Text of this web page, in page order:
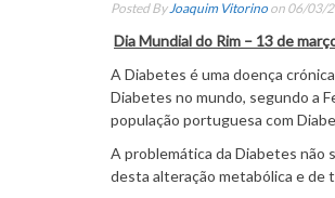
Posted By Joaquim Vitorino on 06/03/
Dia Mundial do Rim – 13 de
A Diabetes é uma doença
Diabetes no mundo, segundo a
população portuguesa com
A problemática da Diabetes não
desta alteração metabólica e de